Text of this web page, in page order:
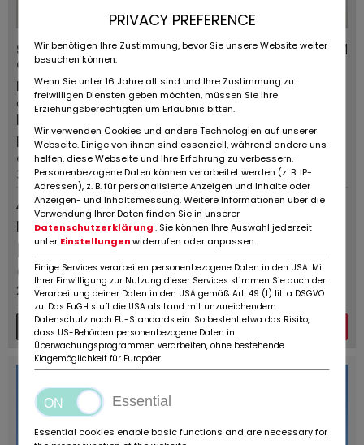
Schmitz Cargobull Semitrailer
Curtainsider Mega
0 KM
Fournisseurs:
apprendre encore plus
la ville / code
postalCode postal /
emplacement:
35220 Chateaubourg
Types de véhicules:
Semi-remorque
10 / 2015
Annonce
permanente
EUR6.900,-net
(Prix ​​brut: EUR8.280incl.
20%e de TVA)
Plus de détails Message
PRIVACY PREFERENCE
Wir benötigen Ihre Zustimmung, bevor Sie unsere Website weiter
besuchen können.
Wenn Sie unter 16 Jahre alt sind und Ihre Zustimmung zu
freiwilligen Diensten geben möchten, müssen Sie Ihre
Erziehungsberechtigten um Erlaubnis bitten.
Wir verwenden Cookies und andere Technologien auf unserer
Webseite. Einige von ihnen sind essenziell, während andere uns
helfen, diese Webseite und Ihre Erfahrung zu verbessern.
Personenbezogene Daten können verarbeitet werden (z. B. IP-
Adressen), z. B. für personalisierte Anzeigen und Inhalte oder
Anzeigen- und Inhaltsmessung. Weitere Informationen über die
Verwendung Ihrer Daten finden Sie in unserer
Datenschutzerklärung. Sie können Ihre Auswahl jederzeit
unter Einstellungenwiderrufen oder anpassen.
Einige Services verarbeiten personenbezogene Daten in den USA. Mit
Ihrer Einwilligung zur Nutzung dieser Services stimmen Sie auch der
Verarbeitung deiner Daten in den USA gemäß Art. 49 (1) lit. a DSGVO
zu. Das EuGH stuft die USA als Land mit unzureichendem
Datenschutz nach EU-Standards ein. So besteht etwa das Risiko,
dass US-Behörden personenbezogene Daten in
Überwachungsprogrammen verarbeiten, ohne bestehende
Klagemöglichkeit für Europäer.
Essential
Essential cookies enable basic functions and are necessary for